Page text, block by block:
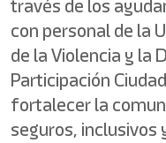
través de los
con personal de la
de la Violencia y la
Participación
fortalecer la
seguros, inclusivos